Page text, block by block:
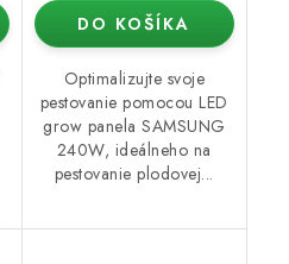
DO KOŠÍKA
Optimalizujte svoje
pestovanie pomocou LED
grow panela SAMSUNG
240W, ideálneho na
pestovanie plodovej...